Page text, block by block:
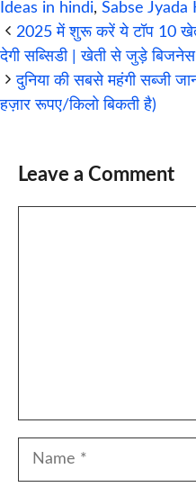
Ideas in hindi, Sabse Jyada
2025 में शुरू करें ये टॉप 10
देगी सब्सिडी | खेती से जुड़े बिजनेस
दुनिया की सबसे महंगी सब्जी
हज़ार रूपए/किलो बिकती है)
Leave a Comment